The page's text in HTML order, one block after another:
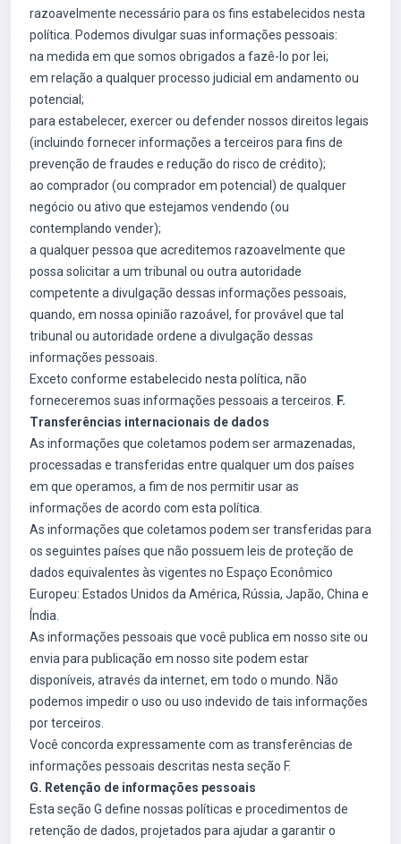
razoavelmente necessário para os fins estabelecidos nesta
política. Podemos divulgar suas informações pessoais:
na medida em que somos obrigados a fazê-lo por lei;
em relação a qualquer processo judicial em andamento ou
potencial;
para estabelecer, exercer ou defender nossos direitos legais
(incluindo fornecer informações a terceiros para fins de
prevenção de fraudes e redução do risco de crédito);
ao comprador (ou comprador em potencial) de qualquer
negócio ou ativo que estejamos vendendo (ou
contemplando vender);
a qualquer pessoa que acreditemos razoavelmente que
possa solicitar a um tribunal ou outra autoridade
competente a divulgação dessas informações pessoais,
quando, em nossa opinião razoável, for provável que tal
tribunal ou autoridade ordene a divulgação dessas
informações pessoais.
Exceto conforme estabelecido nesta política, não
forneceremos suas informações pessoais a terceiros.
F.
Transferências internacionais de dados
As informações que coletamos podem ser armazenadas,
processadas e transferidas entre qualquer um dos países
em que operamos, a fim de nos permitir usar as
informações de acordo com esta política.
As informações que coletamos podem ser transferidas para
os seguintes países que não possuem leis de proteção de
dados equivalentes às vigentes no Espaço Econômico
Europeu: Estados Unidos da América, Rússia, Japão, China e
Índia.
As informações pessoais que você publica em nosso site ou
envia para publicação em nosso site podem estar
disponíveis, através da internet, em todo o mundo. Não
podemos impedir o uso ou uso indevido de tais informações
por terceiros.
Você concorda expressamente com as transferências de
informações pessoais descritas nesta seção F.
G. Retenção de informações pessoais
Esta seção G define nossas políticas e procedimentos de
retenção de dados, projetados para ajudar a garantir o